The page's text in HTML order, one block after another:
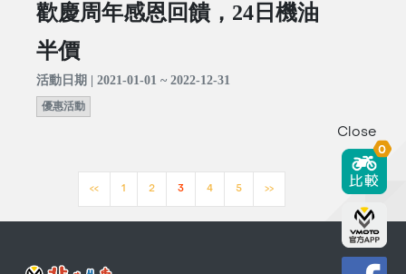
歡慶周年感恩回饋，24日機油
半價
活動日期 | 2021-01-01 ~ 2022-12-31
優惠活動
<< 1 2 3 4 5 >>
Close
0